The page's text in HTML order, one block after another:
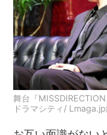
舞台『
ドラマシティ/